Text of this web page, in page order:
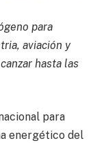
para
aviación y
hasta las
para
energético del